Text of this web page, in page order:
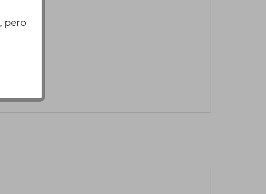
, pero